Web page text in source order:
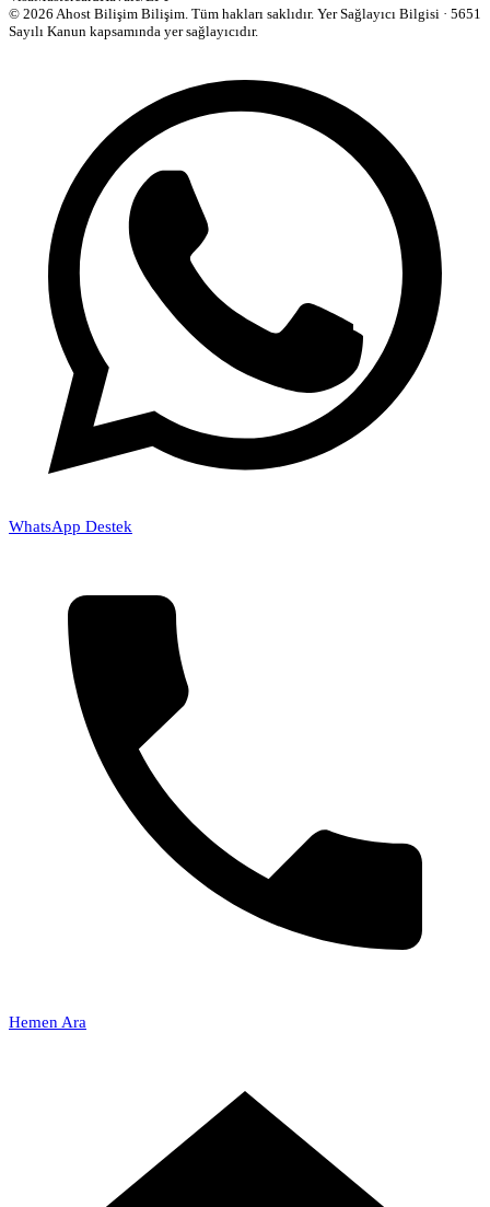
© 2026 Ahost Bilişim Bilişim. Tüm hakları saklıdır. Yer Sağlayıcı Bilgisi · 5651
Sayılı Kanun kapsamında yer sağlayıcıdır.
WhatsApp Destek
Hemen Ara